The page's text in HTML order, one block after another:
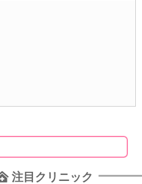
注目クリニック